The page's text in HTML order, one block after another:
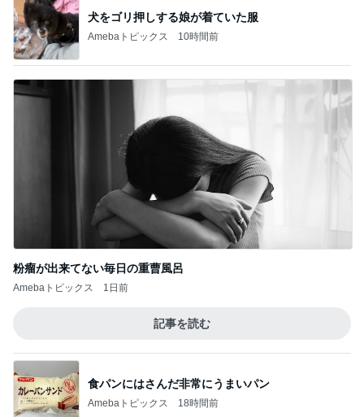
犬をゴリ押しする娘が着ていた服
Amebaトピックス 10時間前
粉瘤が出来てない毎日の重曹風呂
Amebaトピックス 1日前
記事を読む
食パンにはさんだ非常にうまいパン
Amebaトピックス 18時間前